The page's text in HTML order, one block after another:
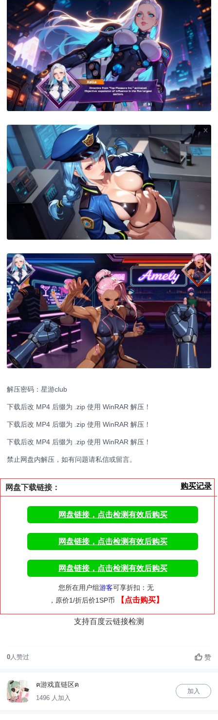
解压密码：星游club
下载后改 MP4 后缀为 .zip 使用 WinRAR 解压！
下载后改 MP4 后缀为 .zip 使用 WinRAR 解压！
下载后改 MP4 后缀为 .zip 使用 WinRAR 解压！
禁止网盘内解压，如有问题请私信或留言。
购买记录
网盘下载链接：
网盘链接，点击检测有效后购买
网盘链接，点击检测有效后购买
网盘链接，点击检测有效后购买
您所在用户组游客可享折扣：无
，原价1/折后价1SP币
【点击购买】
支持百度云链接检测
0人赞过 赞
ฅ游戏直链区ฅ
1496 人加入
加入